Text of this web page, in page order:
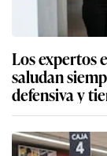
Los expertos
saludan
defensiva y